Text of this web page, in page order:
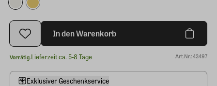
In den Warenkorb
Vorrätig.Lieferzeit ca. 5-8 Tage Art.Nr.: 43497
Exklusiver Geschenkservice